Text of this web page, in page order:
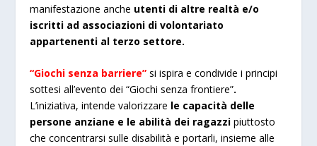
manifestazione anche utenti di altre realtà e/o
iscritti ad associazioni di volontariato
appartenenti al terzo settore.
“Giochi senza barriere” si ispira e condivide i principi
sottesi all’evento dei “Giochi senza frontiere”.
L’iniziativa, intende valorizzare le capacità delle
persone anziane e le abilità dei ragazzi piuttosto
che concentrarsi sulle disabilità e portarli, insieme alle